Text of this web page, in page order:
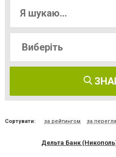
Сортувати: за рейтингом за
Дельта Банк